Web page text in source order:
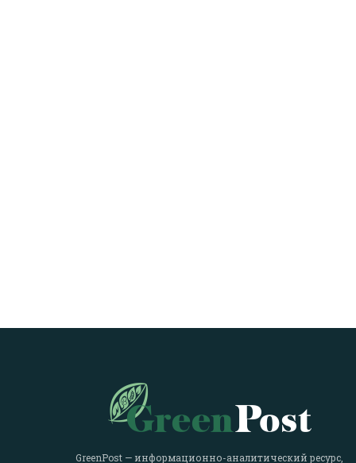
GreenPost — информационно-аналитический ресурс,